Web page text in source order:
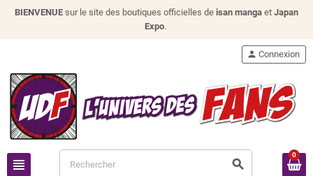
BIENVENUE sur le site des boutiques officielles de isan manga et Japan
Expo.
view_headline search
person Connexion
0